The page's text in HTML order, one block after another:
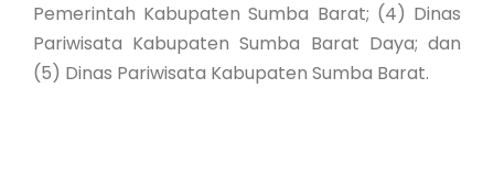
Pemerintah Kabupaten Sumba Barat; (4) Dinas
Pariwisata Kabupaten Sumba Barat Daya; dan
(5) Dinas Pariwisata Kabupaten Sumba Barat.